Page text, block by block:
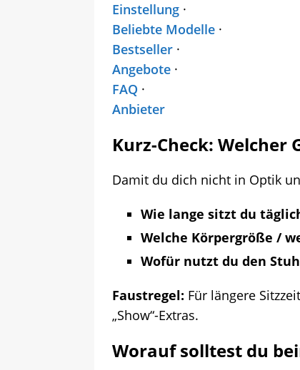
Einstellung ·
Beliebte Modelle ·
Bestseller ·
Angebote ·
FAQ ·
Anbieter
Kurz-Check: Welcher
Damit du dich nicht in Optik
Wie lange sitzt du
Welche Körpergröße /
Wofür nutzt du den
Faustregel: Für längere
„Show“-Extras.
Worauf solltest du